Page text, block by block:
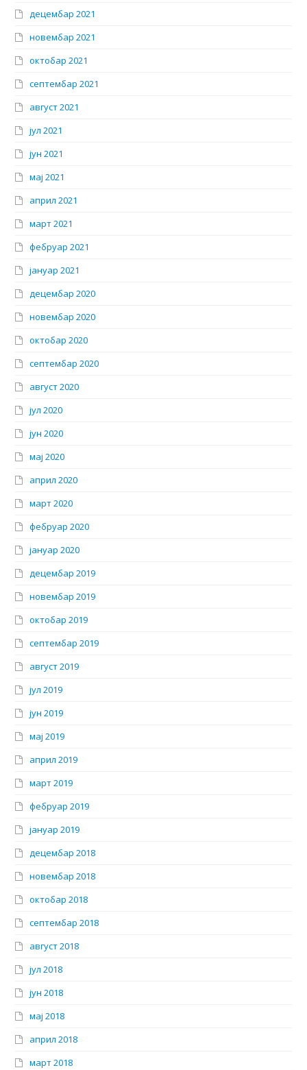
децембар 2021
новембар 2021
октобар 2021
септембар 2021
август 2021
јул 2021
јун 2021
мај 2021
април 2021
март 2021
фебруар 2021
јануар 2021
децембар 2020
новембар 2020
октобар 2020
септембар 2020
август 2020
јул 2020
јун 2020
мај 2020
април 2020
март 2020
фебруар 2020
јануар 2020
децембар 2019
новембар 2019
октобар 2019
септембар 2019
август 2019
јул 2019
јун 2019
мај 2019
април 2019
март 2019
фебруар 2019
јануар 2019
децембар 2018
новембар 2018
октобар 2018
септембар 2018
август 2018
јул 2018
јун 2018
мај 2018
април 2018
март 2018